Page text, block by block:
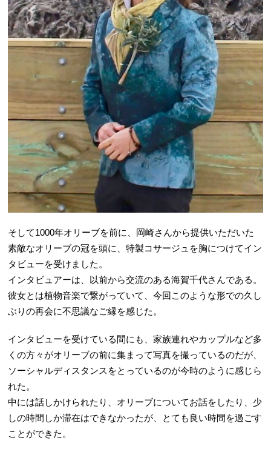
そして1000年オリーブを前に、岡崎さんから提供いただいた
素敵なオリーブの冠を頭に、特製コサージュを胸につけてイン
タビューを受けました。
インタビュアーは、以前から交流のある海賀千代さんである。
彼女とは植物音楽で繋がっていて、今回このような形での久し
ぶりの再会に不思議なご縁を感じた。
インタビューを受けている間にも、家族連れやカップルなど多
くの方々がオリーブの前に集まって写真を撮っているのだが、
ソーシャルディスタンスをとっているのが今時のように感じら
れた。
中には話しかけられたり、オリーブについてお話をしたり、少
しの時間しか滞在はできなかったが、とても良い時間を過ごす
ことができた。